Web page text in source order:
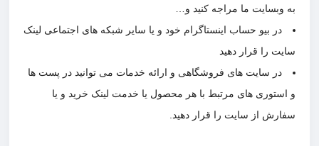
ما مراجه کنید و…
در بیو حساب اینستاگرام خود و یا سایر شبکه های اجتماعی لینک
را قرار دهید
در سایت های فروشگاهی و ارائه خدمات می توانید در پست ها
های مرتبط با هر محصول یا خدمت لینک خرید و یا
از سایت را قرار دهید.